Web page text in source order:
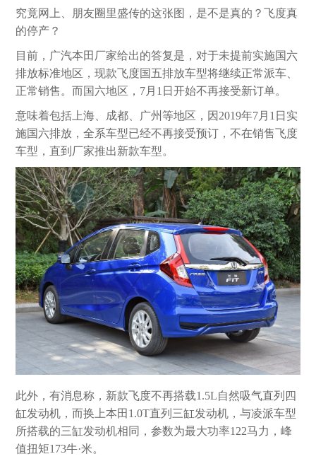
究竟网上、朋友圈里盛传的这张图，是不是真的？飞度真
的停产？
目前，广汽本田厂家给出的答复是，对于未提前实施国六
排放标准地区，现款飞度国五排放车型将继续正常派车、
正常销售。而国六地区，7月1日开始不再接受新订单。
意味着包括上海、成都、广州等地区，因2019年7月1日实
施国六排放，全系车型已经不再接受预订，不在销售飞度
车型，直到厂家推出新款车型。
此外，有消息称，新款飞度不再搭载1.5L自然吸气直列四
缸发动机，而换上本田1.0T直列三缸发动机，与凌派车型
所搭载的三缸发动机相同，参数为最大功率122马力，峰
值扭矩173牛·米。